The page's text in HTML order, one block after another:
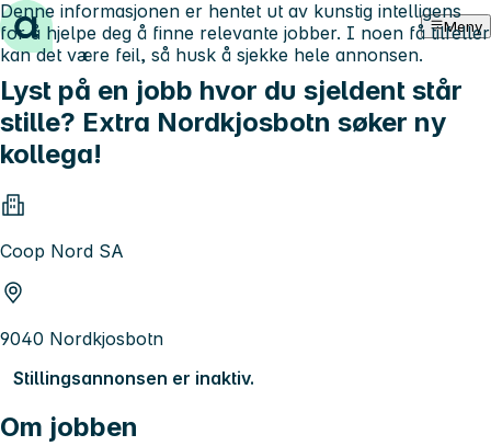
Hopp til innhold Meny
Lyst på en jobb hvor du sjeldent står
stille? Extra Nordkjosbotn søker ny
kollega!
Coop Nord SA
9040 Nordkjosbotn
Stillingsannonsen er inaktiv.
Om jobben
Denne informasjonen er hentet ut av kunstig intelligens
for å hjelpe deg å finne relevante jobber. I noen få tilfeller
kan det være feil, så husk å sjekke hele annonsen.